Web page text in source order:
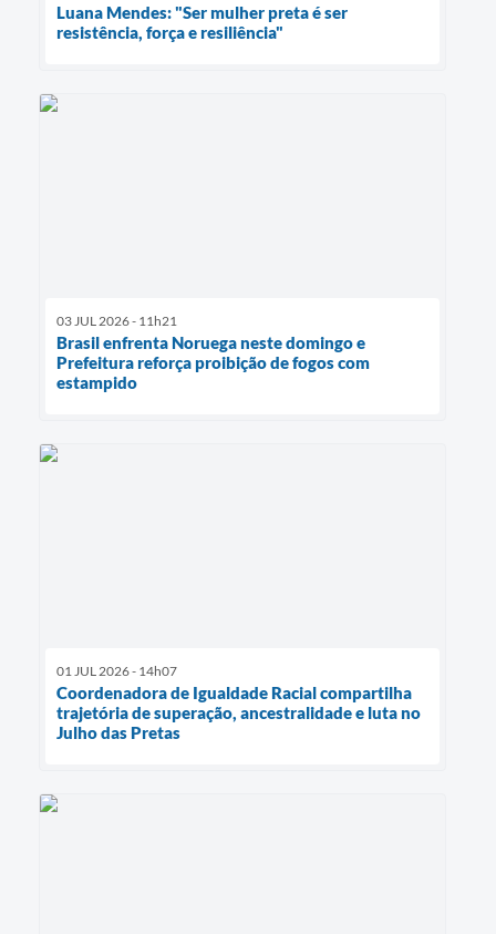
Luana Mendes: "Ser mulher preta é ser
resistência, força e resiliência"
03 JUL 2026 - 11h21
Brasil enfrenta Noruega neste domingo e
Prefeitura reforça proibição de fogos com
estampido
01 JUL 2026 - 14h07
Coordenadora de Igualdade Racial compartilha
trajetória de superação, ancestralidade e luta no
Julho das Pretas